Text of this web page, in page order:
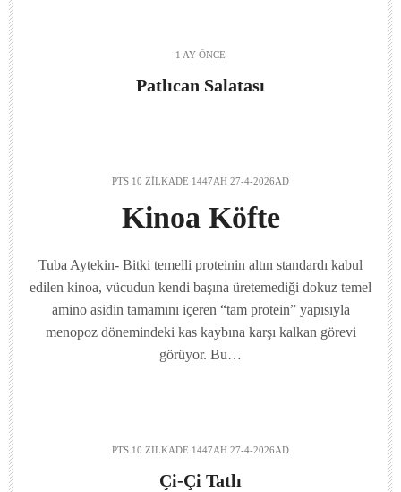
1 AY ÖNCE
Patlıcan Salatası
PTS 10 ZILKADE 1447AH 27-4-2026AD
Kinoa Köfte
Tuba Aytekin- Bitki temelli proteinin altın standardı kabul
edilen kinoa, vücudun kendi başına üretemediği dokuz temel
amino asidin tamamını içeren “tam protein” yapısıyla
menopoz dönemindeki kas kaybına karşı kalkan görevi
görüyor. Bu…
PTS 10 ZILKADE 1447AH 27-4-2026AD
Çi-Çi Tatlı